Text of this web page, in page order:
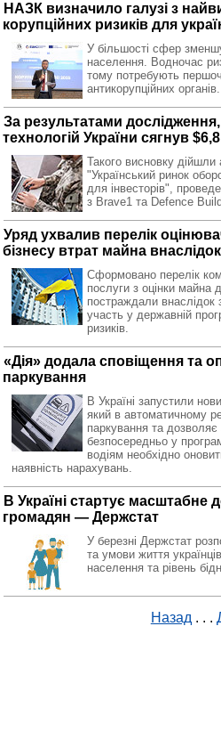
НАЗК визначило галузі з
корупційних ризиків для
У більшості сфер
населення. Водночас
тому потребують
антикорупційних органів.
За результатами
технологій України сягнув
Такого висновку
"Український ринок
для інвесторів",
з Brave1 та Defence
Уряд ухвалив перелік
бізнесу втрат майна
Сформовано перелік
послуги з оцінки майна
постраждали внаслідок
участь у державній
ризиків.
«Дія» додала сповіщення та
паркування
В Україні запустили
який в автоматичному
паркування та
безпосередньо у
водіям необхідно
наявність нарахувань.
В Україні стартує масштабне
громадян — Держстат
У березні Держстат
та умови життя
населення та рівень
Назад . . .